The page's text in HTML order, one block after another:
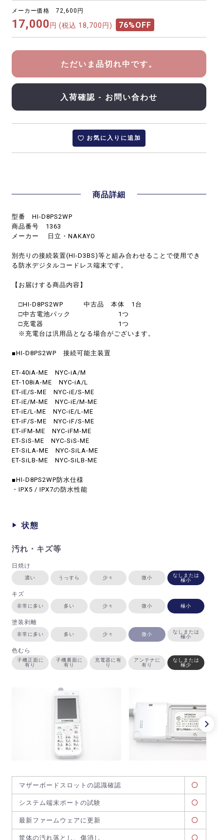
メーカー価格 72,600円
17,000 円 (税込 18,700円) 76%OFF
ただいま品切れ中です。
入荷確認 - お問い合わせ
お気に入りに追加
商品詳細
型番 HI-D8PS2WP
商品番号 1363
メーカー 日立・NAKAYO
別売りの接続装置(HI-D3BS)等と組み合わせることで使用でき
る防水デジタルコードレス端末です。
【お届けする商品内容】
□HI-D8PS2WP 中古品 本体 1台
□中古電池パック 1つ
□充電器 1つ
※充電台は汎用品となる場合がございます。
■HI-D8PS2WP 接続可能主装置
ET-40iA-ME NYC-iA/M
ET-108iA-ME NYC-iA/L
ET-iE/S-ME NYC-iE/S-ME
ET-iE/M-ME NYC-iE/M-ME
ET-iE/L-ME NYC-iE/L-ME
ET-iF/S-ME NYC-iF/S-ME
ET-iFM-ME NYC-iFM-ME
ET-SiS-ME NYC-SiS-ME
ET-SiLA-ME NYC-SiLA-ME
ET-SiLB-ME NYC-SiLB-ME
■HI-D8PS2WP防水仕様
・IPX5 / IPX7の防水性能
状態
汚れ・キズ等
日焼け
濃い うっすら 少々 微小
なしまたは
極小
キズ
非常に多い 多い 少々 微小 極小
塗装剥離
非常に多い 多い 少々 微小
なしまたは
極小
色むら
子機正面に
有り
子機裏面に
有り
充電器に有
り
アンテナに
有り
なしまたは
極少
マザーボードスロットの認識確認
システム端末ポートの試験
最新ファームウェアに更新
筐体の汚れ落とし、傷消し